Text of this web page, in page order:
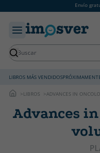
Envío
LIBROS MÁS VENDIDOS
LIBROS ADVANCES IN
Advances